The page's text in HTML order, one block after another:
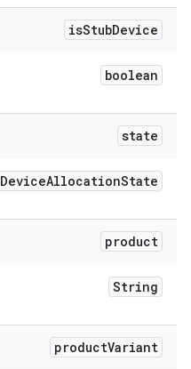
isStubDevice
boolean
state
DeviceAllocationState
product
String
productVariant